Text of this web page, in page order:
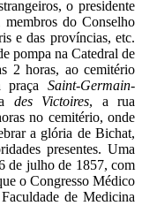
o presidente
do Conselho
e das províncias, etc.
pompa na Catedral de
2 horas, ao cemitério
praça Saint-Germain-
des Victoires, a rua
no cemitério, onde
a glória de Bichat,
presentes. Uma
de julho de 1857, com
o Congresso Médico
de Medicina